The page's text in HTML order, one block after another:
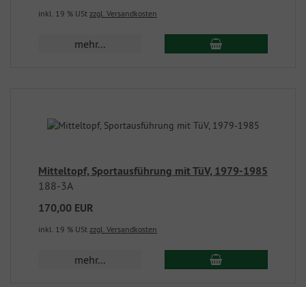
inkl. 19 % USt zzgl. Versandkosten
mehr...
Mitteltopf, Sportausführung mit TüV, 1979-1985
188-3A
170,00 EUR
inkl. 19 % USt zzgl. Versandkosten
mehr...